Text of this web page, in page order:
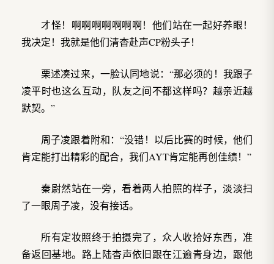
才怪！啊啊啊啊啊啊啊！他们站在一起好养眼！
我决定！我就是他们清杳赴声CP粉头子！
栗述凑过来，一脸认同地说：“那必须的！我跟子
凌平时也这么互动，队友之间不都这样吗？越亲近越
默契。”
周子凌跟着附和：“没错！以后比赛的时候，他们
肯定能打出精彩的配合，我们AYT肯定能再创佳绩！”
秦尉然站在一旁，看着两人拍照的样子，淡淡扫
了一眼周子凌，没有接话。
所有定妆照终于拍摄完了，众人收拾好东西，准
备返回基地。路上陆杳声依旧跟在江逾青身边，跟他